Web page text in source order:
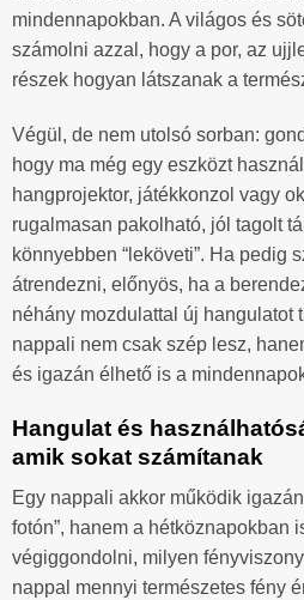
mindennapokban. A világos és
számolni azzal, hogy a por, az
részek hogyan látszanak a
Végül, de nem utolsó sorban:
hogy ma még egy eszközt
hangprojektor, játékkonzol vagy
rugalmasan pakolható, jól tagolt
könnyebben “leköveti”. Ha pedig
átrendezni, előnyös, ha a
néhány mozdulattal új hangulatot
nappali nem csak szép lesz,
és igazán élhető is a
Hangulat és
amik sokat számítanak
Egy nappali akkor működik
fotón”, hanem a hétköznapokban
végiggondolni, milyen
nappal mennyi természetes fény